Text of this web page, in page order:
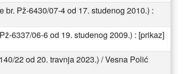
Pž-6430/07-4 od 17. studenog 2010.) :
6337/06-6 od 19. studenog 2009.) : [prikaz]
22 od 20. travnja 2023.) / Vesna Polić